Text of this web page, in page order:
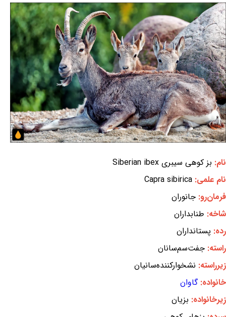
نام: بز کوهی سیبری Siberian ibex
نام علمی: Capra sibirica
فرمان‌رو: جانوران
شاخه: طنابداران
رده: پستانداران
راسته: جفت‌سم‌سانان
زیرراسته: نشخوارکننده‌سانیان
خانواده:گاوان
زیرخانواده: بزیان